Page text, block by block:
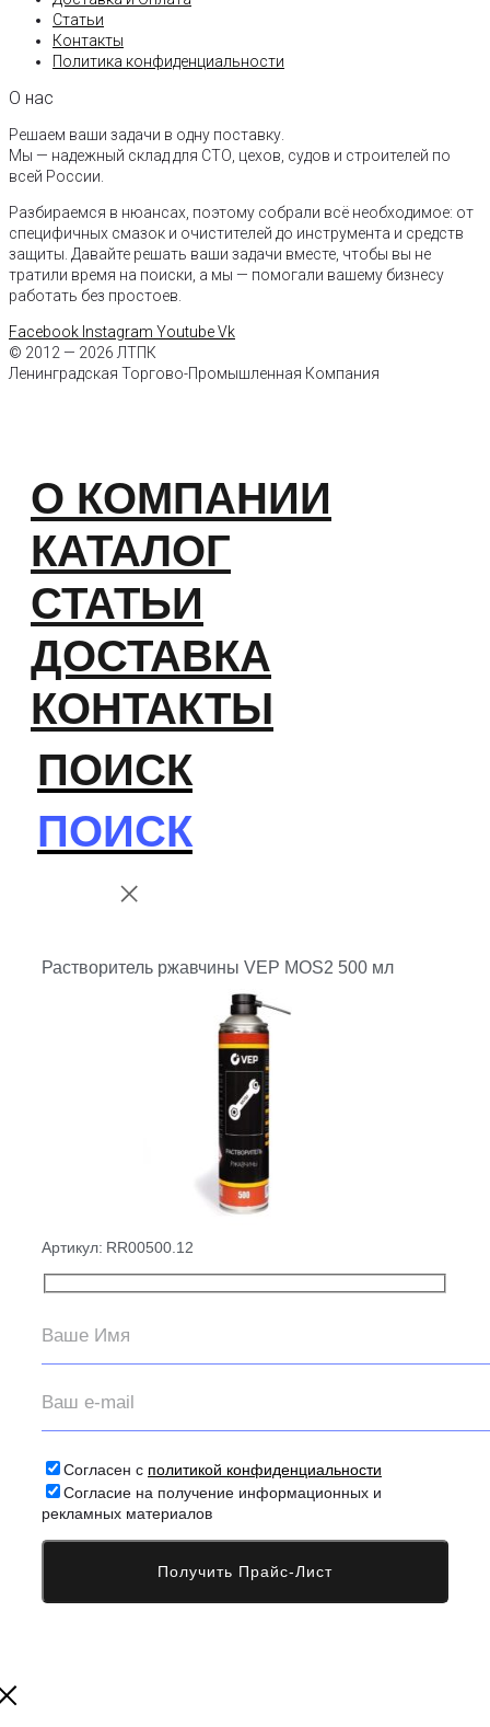
Статьи
Контакты
Политика конфиденциальности
О нас
Решаем ваши задачи в одну поставку.
Мы — надежный склад для СТО, цехов, судов и строителей по
всей России.
Разбираемся в нюансах, поэтому собрали всё необходимое: от
специфичных смазок и очистителей до инструмента и средств
защиты. Давайте решать ваши задачи вместе, чтобы вы не
тратили время на поиски, а мы — помогали вашему бизнесу
работать без простоев.
Facebook Instagram YoutubeVk
© 2012 — 2026 ЛТПК
Ленинградская Торгово-Промышленная Компания
О КОМПАНИИ
КАТАЛОГ
СТАТЬИ
ДОСТАВКА
КОНТАКТЫ
ПОИСК
ПОИСК
Растворитель ржавчины VEP MOS2 500 мл
Артикул: RR00500.12
Согласен с политикой конфиденциальности
Согласие на получение информационных и
рекламных материалов